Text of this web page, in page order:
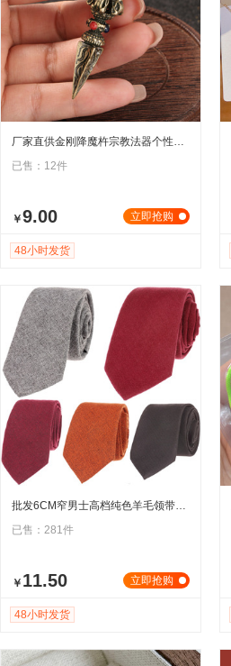
厂家直供金刚降魔杵宗教法器个性复古黄铜挂件配饰转运护身符男女
已售：12件
立即抢购
￥9.00
48小时发货
批发6CM窄男士高档纯色羊毛领带复古休闲韩版亚马逊速卖通爆款
已售：281件
立即抢购
￥ 11.50
48小时发货